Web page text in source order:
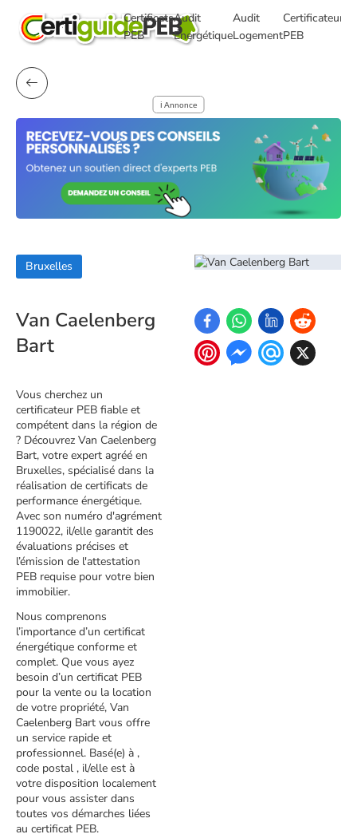
Certificats
PEB
Audit
Énergétique
Audit
Logement
Certificateurs
PEB
ℹ️ Annonce
Bruxelles
Van Caelenberg
Bart
Vous cherchez un
certificateur PEB fiable et
compétent dans la région de
? Découvrez Van Caelenberg
Bart, votre expert agréé en
Bruxelles, spécialisé dans la
réalisation de certificats de
performance énergétique.
Avec son numéro d'agrément
1190022, il/elle garantit des
évaluations précises et
l’émission de l'attestation
PEB requise pour votre bien
immobilier.
Nous comprenons
l’importance d’un certificat
énergétique conforme et
complet. Que vous ayez
besoin d’un certificat PEB
pour la vente ou la location
de votre propriété, Van
Caelenberg Bart vous offre
un service rapide et
professionnel. Basé(e) à ,
code postal , il/elle est à
votre disposition localement
pour vous assister dans
toutes vos démarches liées
au certificat PEB.